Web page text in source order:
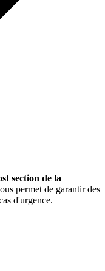
section de la
permet de garantir des
d'urgence.